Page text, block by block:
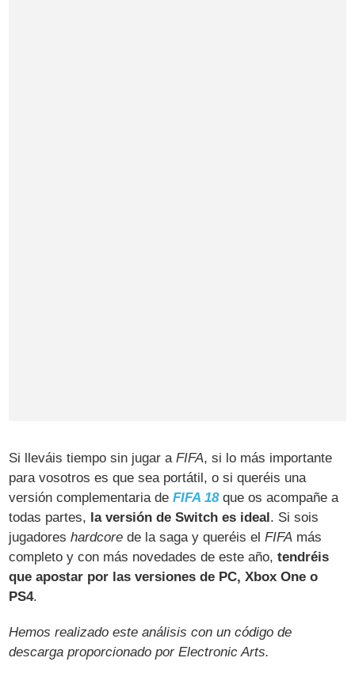
Si lleváis tiempo sin jugar aFIFA, si lo más importante
para vosotros es que sea portátil, o si queréis una
versión complementaria deFIFA 18que os acompañe a
todas partes, la versión de Switch es ideal. Si sois
jugadoreshardcore de la saga y queréis elFIFA más
completo y con más novedades de este año,tendréis
que apostar por las versiones de PC, Xbox One o
PS4.
Hemos realizado este análisis con un código de
descarga proporcionado por Electronic Arts.